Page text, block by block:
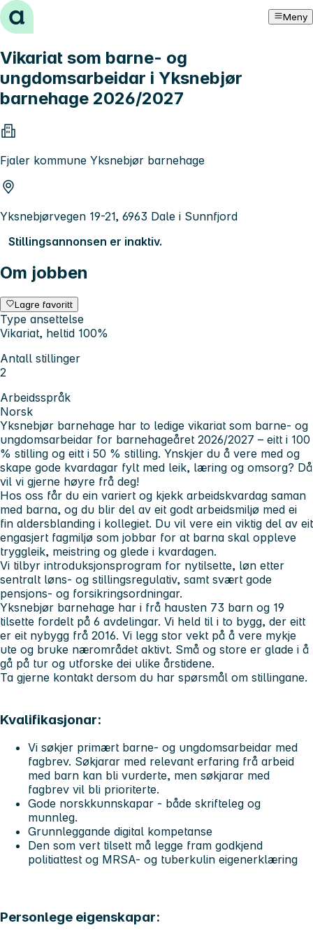
Hopp til innhold Meny
Vikariat som barne- og
ungdomsarbeidar i Yksnebjør
barnehage 2026/2027
Fjaler kommune Yksnebjør barnehage
Yksnebjørvegen 19-21, 6963 Dale i Sunnfjord
Stillingsannonsen er inaktiv.
Om jobben
Lagre favoritt
Type ansettelse
Vikariat, heltid 100%
Antall stillinger
2
Arbeidsspråk
Norsk
Yksnebjør barnehage har to ledige vikariat som barne- og
ungdomsarbeidar for barnehageåret 2026/2027 – eitt i 100
% stilling og eitt i 50 % stilling. Ynskjer du å vere med og
skape gode kvardagar fylt med leik, læring og omsorg? Då
vil vi gjerne høyre frå deg!
Hos oss får du ein variert og kjekk arbeidskvardag saman
med barna, og du blir del av eit godt arbeidsmiljø med ei
fin aldersblanding i kollegiet. Du vil vere ein viktig del av eit
engasjert fagmiljø som jobbar for at barna skal oppleve
tryggleik, meistring og glede i kvardagen.
Vi tilbyr introduksjonsprogram for nytilsette, løn etter
sentralt løns- og stillingsregulativ, samt svært gode
pensjons- og forsikringsordningar.
Yksnebjør barnehage har i frå hausten 73 barn og 19
tilsette fordelt på 6 avdelingar. Vi held til i to bygg, der eitt
er eit nybygg frå 2016. Vi legg stor vekt på å vere mykje
ute og bruke nærområdet aktivt. Små og store er glade i å
gå på tur og utforske dei ulike årstidene.
Ta gjerne kontakt dersom du har spørsmål om stillingane.
Kvalifikasjonar:
Vi søkjer primært barne- og ungdomsarbeidar med
fagbrev. Søkjarar med relevant erfaring frå arbeid
med barn kan bli vurderte, men søkjarar med
fagbrev vil bli prioriterte.
Gode norskkunnskapar - både skrifteleg og
munnleg.
Grunnleggande digital kompetanse
Den som vert tilsett må legge fram godkjend
politiattest og MRSA- og tuberkulin eigenerklæring
Personlege eigenskapar: